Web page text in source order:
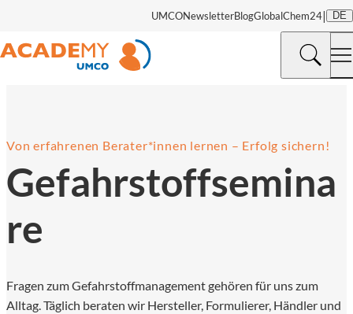
UMCONewsletterBlogGlobalChem24| DE
Von erfahrenen Berater*innen lernen – Erfolg sichern!
Gefahrstoffsemina
re
Fragen zum Gefahrstoffmanagement gehören für uns zum
Alltag. Täglich beraten wir Hersteller, Formulierer, Händler und
mewaji | Adobe Stock